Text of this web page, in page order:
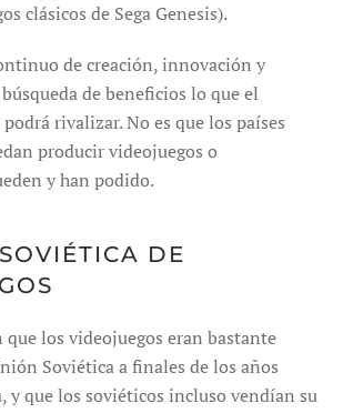
clásicos de Sega Genesis).
de creación, innovación y
de beneficios lo que el
rivalizar. No es que los países
producir videojuegos o
y han podido.
DE
los videojuegos eran bastante
Soviética a finales de los años
y que los soviéticos incluso vendían su